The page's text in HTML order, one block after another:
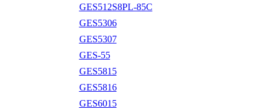
GES512S8PL-85C
GES5306
GES5307
GES-55
GES5815
GES5816
GES6015